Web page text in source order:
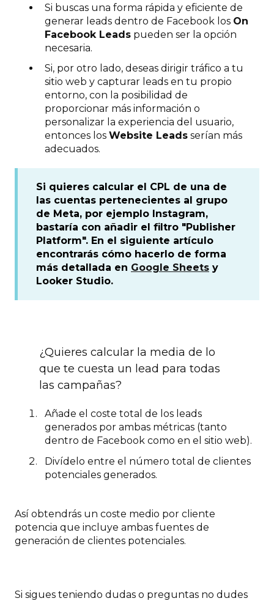
Si buscas una forma rápida y eficiente de
generar leads dentro de Facebook los On
Facebook Leads pueden ser la opción
necesaria.
Si, por otro lado, deseas dirigir tráfico a tu
sitio web y capturar leads en tu propio
entorno, con la posibilidad de
proporcionar más información o
personalizar la experiencia del usuario,
entonces los Website Leads serían más
adecuados.
Si quieres calcular el CPL de una de
las cuentas pertenecientes al grupo
de Meta, por ejemplo Instagram,
bastaría con añadir el filtro "Publisher
Platform". En el siguiente artículo
encontrarás cómo hacerlo de forma
más detallada en Google Sheets y
Looker Studio.
¿Quieres calcular la media de lo
que te cuesta un lead para todas
las campañas?
Añade el coste total de los leads
generados por ambas métricas (tanto
dentro de Facebook como en el sitio web).
Divídelo entre el número total de clientes
potenciales generados.
Así obtendrás un coste medio por cliente
potencia que incluye ambas fuentes de
generación de clientes potenciales.
Si sigues teniendo dudas o preguntas no dudes